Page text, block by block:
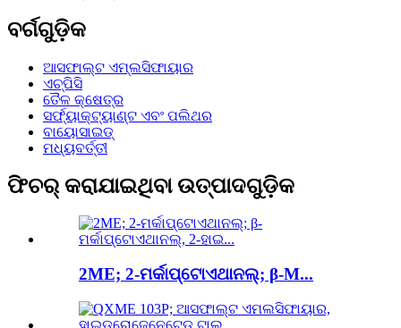
ବର୍ଗଗୁଡ଼ିକ
ଆସଫାଲ୍ଟ ଏମ୍ଲସିଫାୟାର
ଏଚ୍‌ପିସି
ତୈଳ କ୍ଷେତ୍ର
ସର୍ଫ୍ୟାକ୍ଟ୍ୟାଣ୍ଟ ଏବଂ ପଲିଥର
ବାୟୋସାଇଡ୍
ମଧ୍ୟବର୍ତ୍ତୀ
ଫିଚର୍ କରାଯାଇଥିବା ଉତ୍ପାଦଗୁଡ଼ିକ
2ME; 2-ମର୍କାପ୍ଟୋଏଥାନଲ୍; β-M...